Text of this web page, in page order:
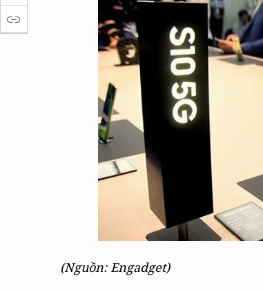
(Nguồn: Engadget)